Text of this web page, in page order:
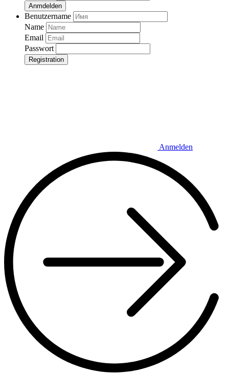
Anmdelden
Benutzername
Name
Email
Passwort
Registration
Anmelden